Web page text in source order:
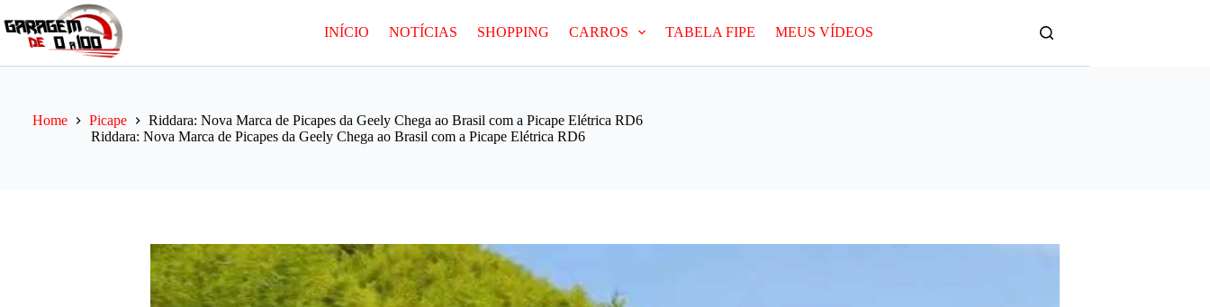
para
conteúdo
INÍCIO NOTÍCIAS SHOPPING CARROS TABELA FIPE MEUS VÍDEOS
Home Picape
Riddara: Nova Marca de Picapes da Geely Chega ao Brasil com a Picape Elétrica RD6
Riddara: Nova Marca de Picapes da Geely Chega ao Brasil com a Picape Elétrica RD6